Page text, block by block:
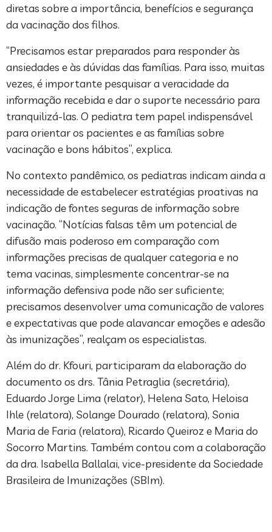
diretas sobre a importância, benefícios e segurança
da vacinação dos filhos.
“Precisamos estar preparados para responder às
ansiedades e às dúvidas das famílias. Para isso, muitas
vezes, é importante pesquisar a veracidade da
informação recebida e dar o suporte necessário para
tranquilizá-las. O pediatra tem papel indispensável
para orientar os pacientes e as famílias sobre
vacinação e bons hábitos”, explica.
No contexto pandêmico, os pediatras indicam ainda a
necessidade de estabelecer estratégias proativas na
indicação de fontes seguras de informação sobre
vacinação. “Notícias falsas têm um potencial de
difusão mais poderoso em comparação com
informações precisas de qualquer categoria e no
tema vacinas, simplesmente concentrar-se na
informação defensiva pode não ser suficiente;
precisamos desenvolver uma comunicação de valores
e expectativas que pode alavancar emoções e adesão
às imunizações”, realçam os especialistas.
Além do dr. Kfouri, participaram da elaboração do
documento os drs. Tânia Petraglia (secretária),
Eduardo Jorge Lima (relator), Helena Sato, Heloisa
Ihle (relatora), Solange Dourado (relatora), Sonia
Maria de Faria (relatora), Ricardo Queiroz e Maria do
Socorro Martins. Também contou com a colaboração
da dra. Isabella Ballalai, vice-presidente da Sociedade
Brasileira de Imunizações (SBIm).